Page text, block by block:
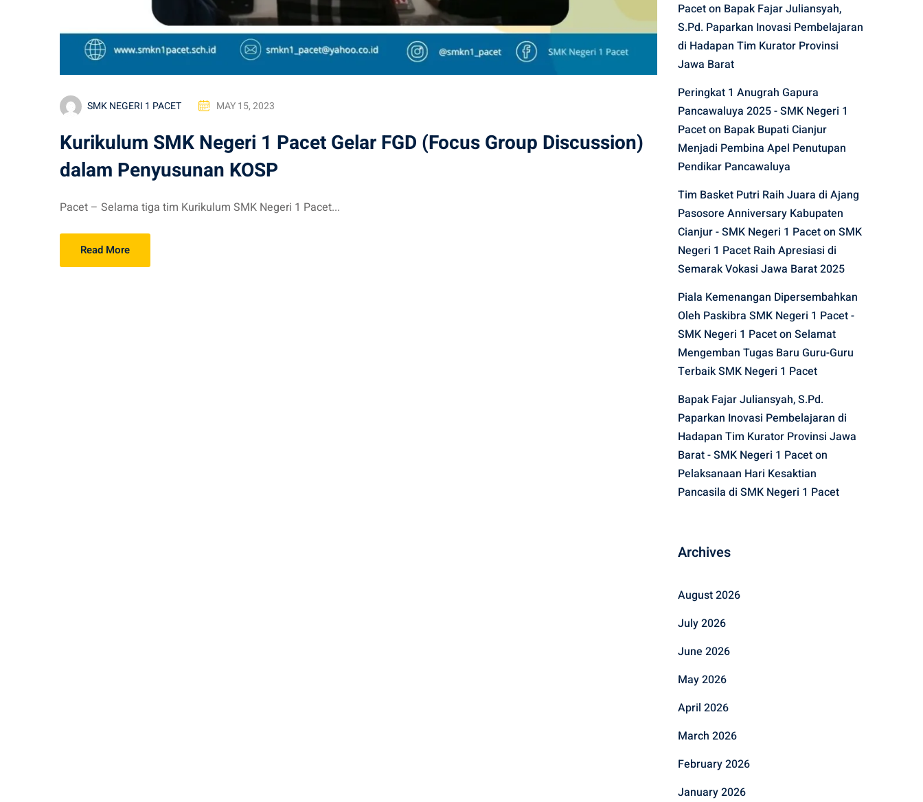
SMK NEGERI 1 PACET MAY 15, 2023
Kurikulum SMK Negeri 1 Pacet Gelar FGD (Focus Group Discussion)
dalam Penyusunan KOSP
Pacet – Selama tiga tim Kurikulum SMK Negeri 1 Pacet...
Read More
Paceton Bapak Fajar Juliansyah,
S.Pd. Paparkan Inovasi Pembelajaran
di Hadapan Tim Kurator Provinsi
Jawa Barat
Peringkat 1 Anugrah Gapura
Pancawaluya 2025 - SMK Negeri 1
Paceton Bapak Bupati Cianjur
Menjadi Pembina Apel Penutupan
Pendikar Pancawaluya
Tim Basket Putri Raih Juara di Ajang
Pasosore Anniversary Kabupaten
Cianjur - SMK Negeri 1 Paceton SMK
Negeri 1 Pacet Raih Apresiasi di
Semarak Vokasi Jawa Barat 2025
Piala Kemenangan Dipersembahkan
Oleh Paskibra SMK Negeri 1 Pacet -
SMK Negeri 1 Paceton Selamat
Mengemban Tugas Baru Guru-Guru
Terbaik SMK Negeri 1 Pacet
Bapak Fajar Juliansyah, S.Pd.
Paparkan Inovasi Pembelajaran di
Hadapan Tim Kurator Provinsi Jawa
Barat - SMK Negeri 1 Paceton
Pelaksanaan Hari Kesaktian
Pancasila di SMK Negeri 1 Pacet
Archives
August 2026
July 2026
June 2026
May 2026
April 2026
March 2026
February 2026
January 2026